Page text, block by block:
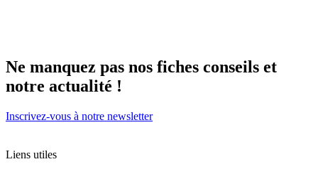
Ne manquez pas nos fiches conseils et
notre actualité !
Inscrivez-vous à notre newsletter
Liens utiles